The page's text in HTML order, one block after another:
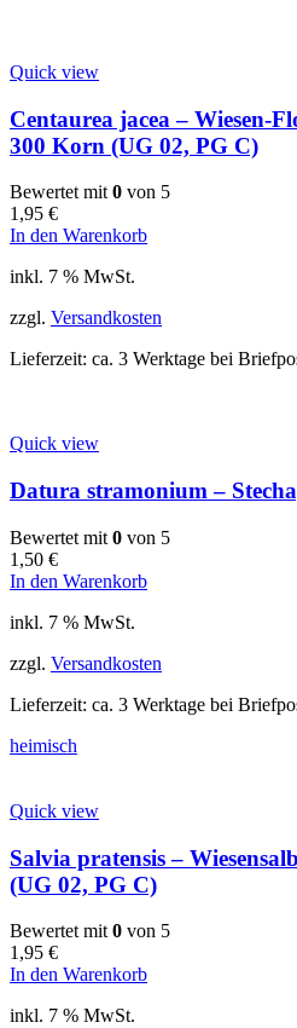
Quick view
Centaurea jacea – Wiesen-
300 Korn (UG 02, PG C)
Bewertet mit0 von 5
1,95 €
In den Warenkorb
inkl. 7 % MwSt.
zzgl. Versandkosten
Lieferzeit: ca. 3 Werktage bei
Quick view
Datura stramonium –
Bewertet mit 0 von 5
1,50 €
In den Warenkorb
inkl. 7 % MwSt.
zzgl. Versandkosten
Lieferzeit: ca. 3 Werktage bei
heimisch
Quick view
Salvia pratensis –
(UG 02, PG C)
Bewertet mit 0 von 5
1,95 €
In den Warenkorb
inkl. 7 % MwSt.